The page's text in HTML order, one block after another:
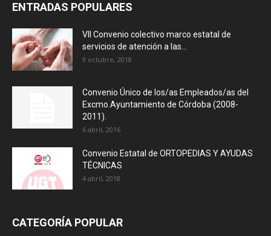
ENTRADAS POPULARES
VII Convenio colectivo marco estatal de
servicios de atención a las...
9 octubre, 2018
Convenio Único de los/as Empleados/as del
Excmo.Ayuntamiento de Córdoba (2008-
2011).
6 abril, 2016
Convenio Estatal de ORTOPEDIAS Y AYUDAS
TÉCNICAS
4 abril, 2018
CATEGORÍA POPULAR